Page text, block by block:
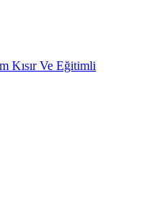
Kısır Ve Eğitimli